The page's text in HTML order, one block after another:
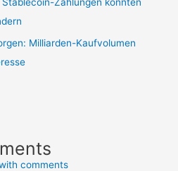
Zahlungen könnten
Milliarden-Kaufvolumen
comments